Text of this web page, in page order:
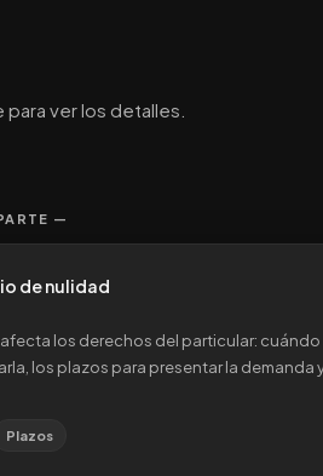
ver los detalles.
—
de nulidad
los derechos del particular: cuándo
los plazos para presentar la demanda
Plazos